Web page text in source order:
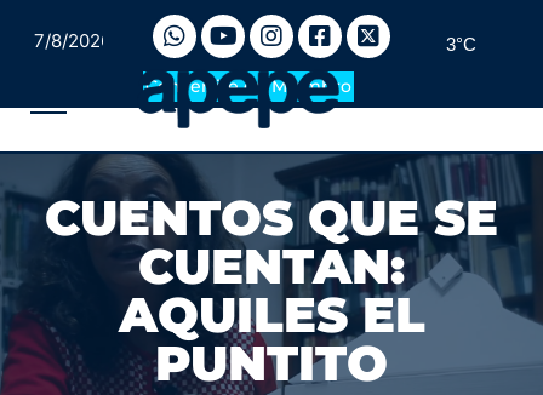
7/8/2026 3°C
Convertite en Miembro
CUENTOS QUE SE
CUENTAN:
AQUILES EL
PUNTITO